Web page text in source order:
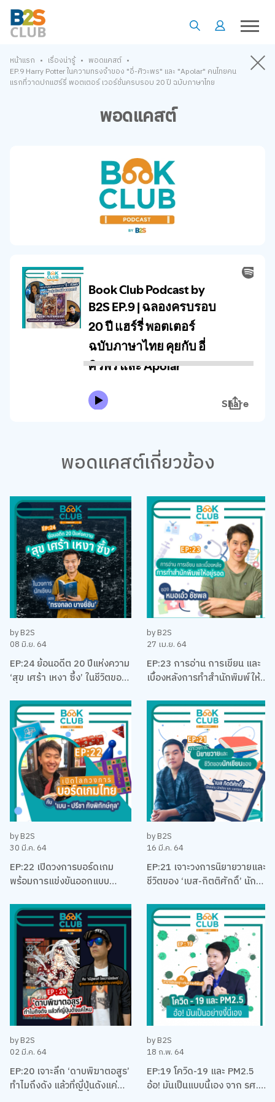
หน้าแรก • เรื่องน่ารู้ • พอดแคสต์ •
EP.9 Harry Potter ในความทรงจำของ "อี่-ศิวะพร" และ "Apolar" คนไทยคน
แรกที่วาดปกแฮร์รี่ พอตเตอร์ เวอร์ชั่นครบรอบ 20 ปี ฉบับภาษาไทย
พอดแคสต์
พอดแคสต์เกี่ยวข้อง
by B2S
08 มิ.ย. 64
EP:24 ย้อนอดีต 20 ปีแห่งความ
‘สุข เศร้า เหงา ซึ้ง’ ในชีวิตของ
‘ทรงกลด บางยี่ขัน’
by B2S
27 เม.ย. 64
EP:23 การอ่าน การเขียน และ
เบื้องหลังการทำสำนักพิมพ์ให้
แนะนำ กับหมอเอ้ว ชัชพล
by B2S
30 มี.ค. 64
EP:22 เปิดวงการบอร์ดเกม
พร้อมการแข่งขันออกแบบ
ประเทศไทยกับ เบน – ปรีชา กัง
พิทักษ์กุล
by B2S
16 มี.ค. 64
EP:21 เจาะวงการนิยายวายและ
ชีวิตของ ‘เบส-กิตติศักดิ์’ นัก
บริหาร
by B2S
02 มี.ค. 64
EP:20 เจาะลึก ‘ดาบพิฆาตอสูร’
ทำไมถึงดัง แล้วที่ญี่ปุ่นดังแค่
by B2S
18 ก.พ. 64
EP:19 โควิด-19 และ PM2.5
อ้อ! มันเป็นแบบนี้เอง จาก รศ.